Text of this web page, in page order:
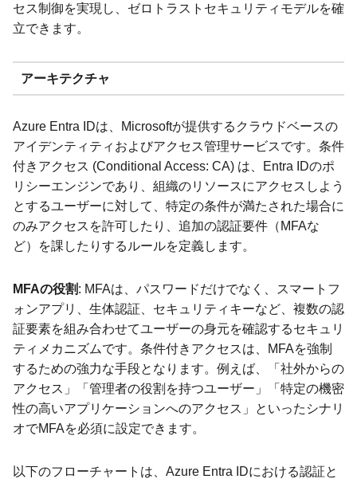
セス制御を実現し、ゼロトラストセキュリティモデルを確
立できます。
アーキテクチャ
Azure Entra IDは、Microsoftが提供するクラウドベースの
アイデンティティおよびアクセス管理サービスです。条件
付きアクセス (Conditional Access: CA) は、Entra IDのポ
リシーエンジンであり、組織のリソースにアクセスしよう
とするユーザーに対して、特定の条件が満たされた場合に
のみアクセスを許可したり、追加の認証要件（MFAな
ど）を課したりするルールを定義します。
MFAの役割: MFAは、パスワードだけでなく、スマートフ
ォンアプリ、生体認証、セキュリティキーなど、複数の認
証要素を組み合わせてユーザーの身元を確認するセキュリ
ティメカニズムです。条件付きアクセスは、MFAを強制
するための強力な手段となります。例えば、「社外からの
アクセス」「管理者の役割を持つユーザー」「特定の機密
性の高いアプリケーションへのアクセス」といったシナリ
オでMFAを必須に設定できます。
以下のフローチャートは、Azure Entra IDにおける認証と